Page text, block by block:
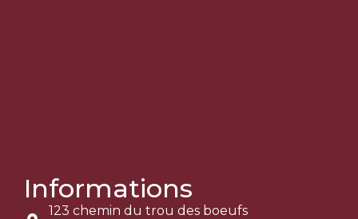
Informations
123 chemin du trou des boeufs